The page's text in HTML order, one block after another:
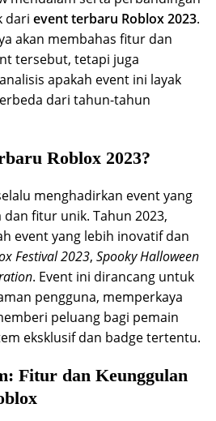
dari event terbaru Roblox 2023.
akan membahas fitur dan
tersebut, tetapi juga
apakah event ini layak
dari tahun-tahun
Roblox 2023?
menghadirkan event yang
fitur unik. Tahun 2023,
event yang lebih inovatif dan
Festival 2023, Spooky Halloween
. Event ini dirancang untuk
pengguna, memperkaya
peluang bagi pemain
eksklusif dan badge tertentu.
Fitur dan Keunggulan